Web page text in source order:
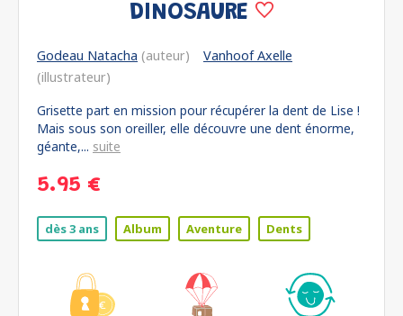
DINOSAURE
Godeau Natacha (auteur)
Vanhoof Axelle
(illustrateur)
Grisette part en mission pour récupérer la dent de Lise !
Mais sous son oreiller, elle découvre une dent énorme,
géante,... suite
5.95 €
dès 3 ans Album Aventure Dents